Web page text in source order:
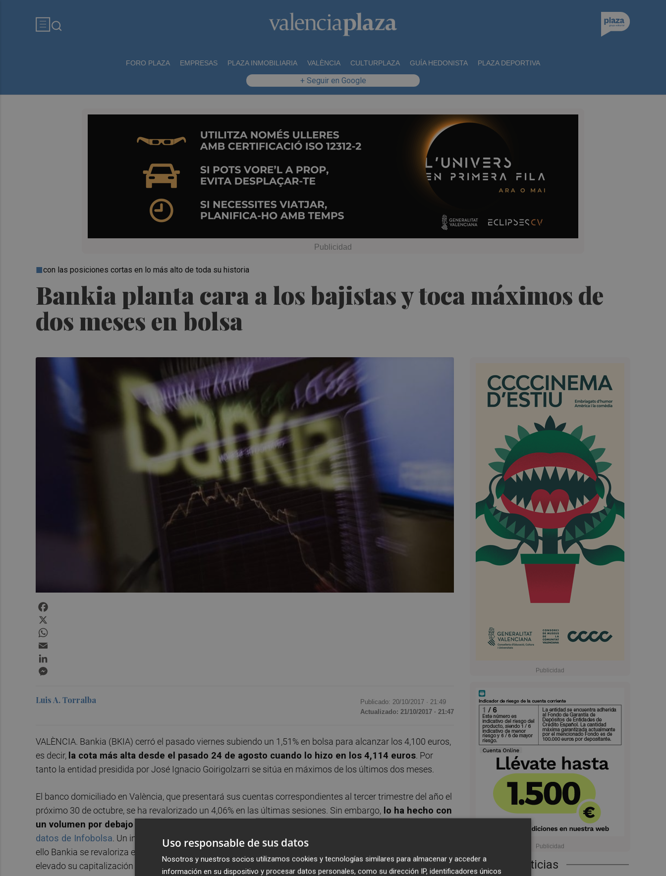
FORO PLAZA EMPRESAS PLAZA INMOBILIARIA VALÈNCIA CULTURPLAZA GUÍA HEDONISTA PLAZA DEPORTIVA
+ Seguir en Google
Bankia planta cara a los bajistas y toca máximos de
dos meses en bolsa
con las posiciones cortas en lo más alto de toda su historia
Últimas Noticias
Luis A. Torralba Publicado: 20/10/2017 · 21:49
Actualizado: 21/10/2017 · 21:47
VALÈNCIA. Bankia (BKIA) cerró el pasado viernes subiendo un 1,51% en bolsa para alcanzar los 4,100 euros,
es decir, la cota más alta desde el pasado 24 de agosto cuando lo hizo en los 4,114 euros. Por
tanto la entidad presidida por José Ignacio Goirigolzarri se sitúa en máximos de los últimos dos meses.
El banco domiciliado en València, que presentará sus cuentas correspondientes al tercer trimestre del año el
próximo 30 de octubre, se ha revalorizado un 4,06% en las últimas sesiones. Sin embargo, lo ha hecho con
un volumen por debajo de su media diaria anual situado en los 7,19 millones de títulos
datos de Infobolsa. Un intercambio de acciones que no supera desde el pasado 6 de octubre pero pese a
ello Bankia se revaloriza en lo que va de año -tomando el cierre del viernes 20 de octubre- un 8,34%, lo que ha
elevado su capitalización hasta los 11.805 millones de euros.
Uso responsable de sus datos
Nosotros y nuestros socios utilizamos cookies y tecnologías similares para almacenar y acceder a
información en su dispositivo y procesar datos personales, como su dirección IP, identificadores únicos